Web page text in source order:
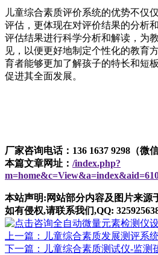
儿童综合素质评价系统的优势不仅
评估，更体现在对评价结果的分析
评估结果进行科学分析和解读，为
见，以便更好地制定个性化的教育
育者能够更加了解孩子的特长和短
促进其全面发展。
厂家咨询电话：136 1637 9298（微
本篇文章网址： /index.php?
本站声明:网站部分内容及图片来源
如有侵权,请联系我们,QQ:
上一篇：儿童综合素质发展测评系
下一篇：儿童综合素质测试仪-监测